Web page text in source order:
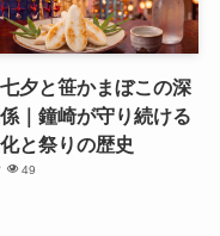
夕と笹かまぼこの深
｜鐘崎が守り続ける
と祭りの歴史
49